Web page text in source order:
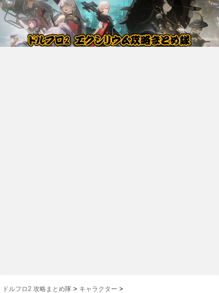
ドルフロ2 攻略まとめ隊 > キャラクター >